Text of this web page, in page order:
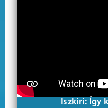
Iszkiri: Így